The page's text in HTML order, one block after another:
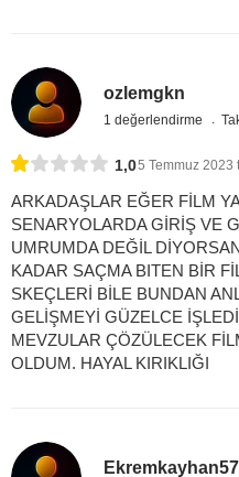
ozlemgkn
1 değerlendirme
1,05 Temmuz 2023
ARKADAŞLAR EĞER FİLM
SENARYOLARDA GİRİŞ VE
UMRUMDA DEĞİL
KADAR SAÇMA BITEN BİR
SKEÇLERİ BİLE BUNDAN
GELİŞMEYİ GÜZELCE
MEVZULAR ÇÖZÜLECEK
OLDUM. HAYAL KIRIKLIĞI